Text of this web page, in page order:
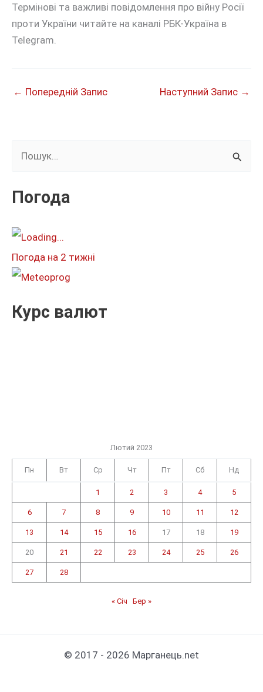
Термінові та важливі повідомлення про війну Росії
проти України читайте на каналі РБК-Україна в
Telegram.
← Попередній Запис Наступний Запис →
к
т
:
Погода
Погода на 2 тижні
Курс валют
Лютий 2023
Пн Вт Ср Чт Пт Сб Нд
1 2 3 4 5
6 7 8 9 10 11 12
13 14 15 16 17 18 19
20 21 22 23 24 25 26
27 28
« Січ Бер »
© 2017 - 2026 Марганець.net